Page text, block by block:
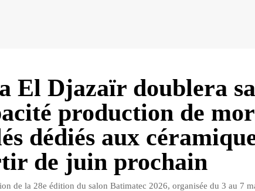
El Djazaïr doublera sa
production de
dédiés aux
de juin prochain
de la 28e édition du salon Batimatec 2026, organisée du 3 au 7